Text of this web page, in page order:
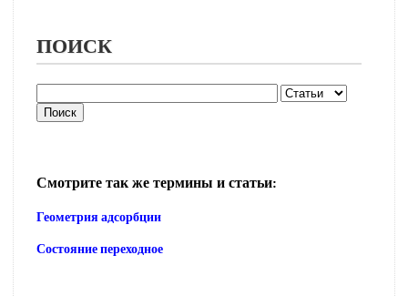
ПОИСК
Смотрите так же термины и статьи:
Геометрия адсорбции
Состояние переходное